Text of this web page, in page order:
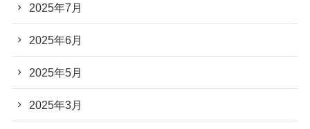
2025年7月
2025年6月
2025年5月
2025年3月